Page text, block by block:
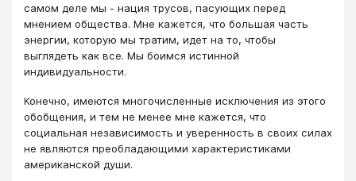
самом деле мы - нация трусов, пасующих перед
мнением общества. Мне кажется, что большая часть
энергии, которую мы тратим, идет на то, чтобы
выглядеть как все. Мы боимся истинной
индивидуальности.
Конечно, имеются многочисленные исключения из этого
обобщения, и тем не менее мне кажется, что
социальная независимость и уверенность в своих силах
не являются преобладающими характеристиками
американской души.